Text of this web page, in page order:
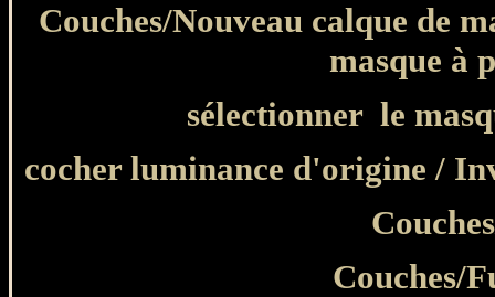
Couches/Nouveau calque de
masque à
sélectionner le
cocher luminance d'origine /
Couches/